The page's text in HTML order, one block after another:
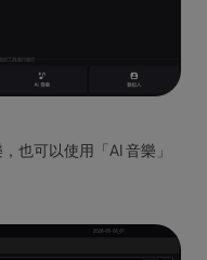
也可以使用「AI 音樂」